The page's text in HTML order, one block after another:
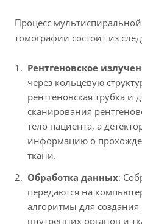
Процесс
томографии состоит из
Рентгеновское
через кольцевую
рентгеновская трубка и
сканирования
тело пациента, а
информацию о
ткани.
Обработка данных:
передаются на
алгоритмы для
внутренних органов и